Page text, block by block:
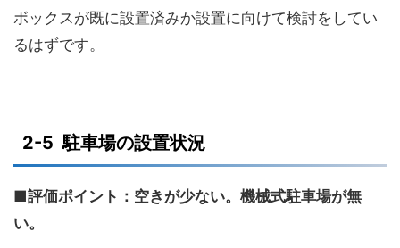
ボックスが既に設置済みか設置に向けて検討をしてい
るはずです。
2-5 駐車場の設置状況
■評価ポイント：空きが少ない。機械式駐車場が無
い。